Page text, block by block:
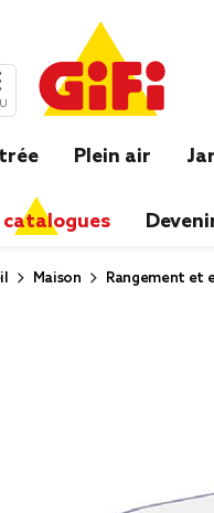
Plein air
catalogues
Maison Rangement et